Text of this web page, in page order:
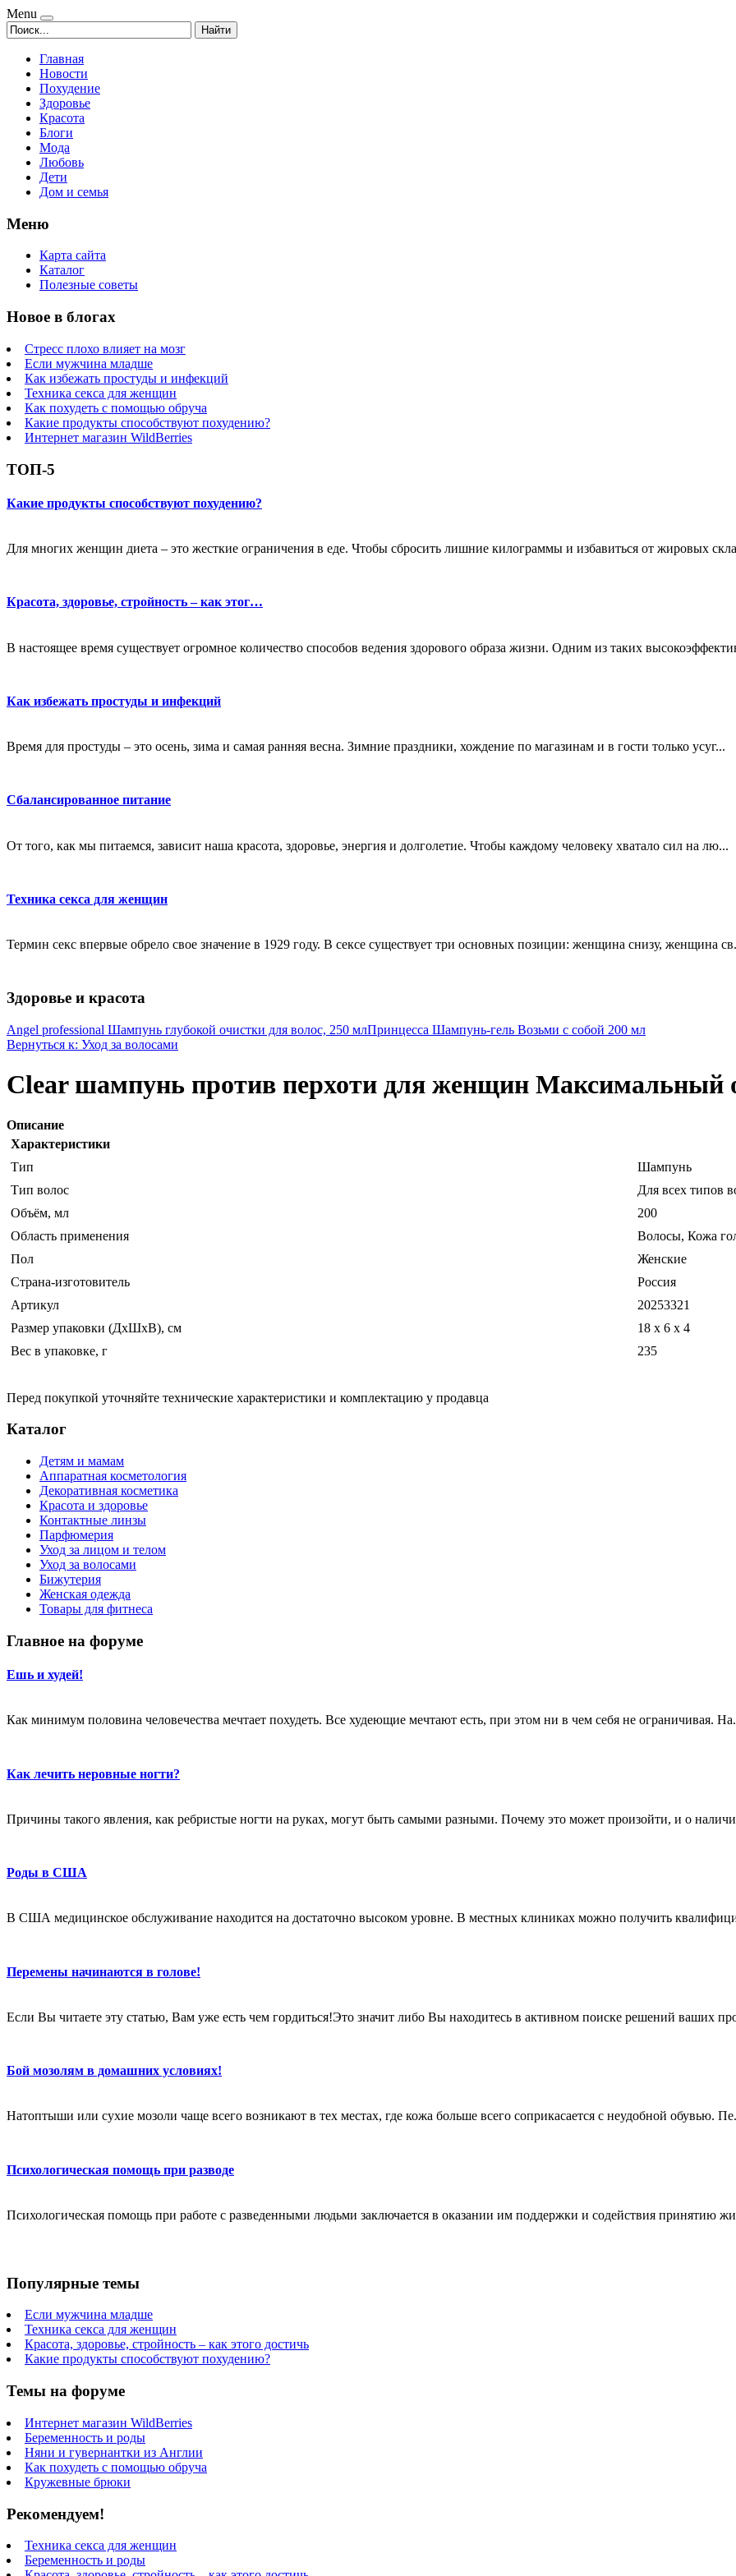
Menu
Найти
Главная
Новости
Похудение
Здоровье
Красота
Блоги
Мода
Любовь
Дети
Дом и семья
Меню
Карта сайта
Каталог
Полезные советы
Новое в блогах
Стресс плохо влияет на мозг
Если мужчина младше
Как избежать простуды и инфекций
Техника секса для женщин
Как похудеть с помощью обруча
Какие продукты способствуют похудению?
Интернет магазин WildBerries
ТОП-5
Какие продукты способствуют похудению?
Для многих женщин диета – это жесткие ограничения в еде. Чтобы сбросить лишние килограммы и избавиться от жировых
Красота, здоровье, стройность – как этог…
В настоящее время существует огромное количество способов ведения здорового образа жизни. Одним из таких
Как избежать простуды и инфекций
Время для простуды – это осень, зима и самая ранняя весна. Зимние праздники, хождение по магазинам и в гости только усуг...
Сбалансированное питание
От того, как мы питаемся, зависит наша красота, здоровье, энергия и долголетие. Чтобы каждому человеку хватало сил на лю...
Техника секса для женщин
Термин секс впервые обрело свое значение в 1929 году. В сексе существует три основных позиции: женщина снизу, женщина
Здоровье и красота
Angel professional Шампунь глубокой очистки для волос, 250 млПринцесса Шампунь-гель Возьми с собой 200 мл
Вернуться к: Уход за волосами
Clear шампунь против перхоти для женщин Максимальный
Описание
Характеристики
Тип
Шампунь
Тип волос
Для всех типов
Объём, мл
200
Область применения
Волосы, Кожа
Пол
Женские
Страна-изготовитель
Россия
Артикул
20253321
Размер упаковки (ДхШхВ), см
18 x 6 x 4
Вес в упаковке, г
235
Перед покупкой уточняйте технические характеристики и комплектацию у продавца
Каталог
Детям и мамам
Аппаратная косметология
Декоративная косметика
Красота и здоровье
Контактные линзы
Парфюмерия
Уход за лицом и телом
Уход за волосами
Бижутерия
Женская одежда
Товары для фитнеса
Главное на форуме
Ешь и худей!
Как минимум половина человечества мечтает похудеть. Все худеющие мечтают есть, при этом ни в чем себя не ограничивая.
Как лечить неровные ногти?
Причины такого явления, как ребристые ногти на руках, могут быть самыми разными. Почему это может произойти, и о
Роды в США
В США медицинское обслуживание находится на достаточно высоком уровне. В местных клиниках можно получить
Перемены начинаются в голове!
Если Вы читаете эту статью, Вам уже есть чем гордиться!Это значит либо Вы находитесь в активном поиске решений ваших
Бой мозолям в домашних условиях!
Натоптыши или сухие мозоли чаще всего возникают в тех местах, где кожа больше всего соприкасается с неудобной обувью.
Психологическая помощь при разводе
Психологическая помощь при работе с разведенными людьми заключается в оказании им поддержки и содействия принятию
Популярные темы
Если мужчина младше
Техника секса для женщин
Красота, здоровье, стройность – как этого достичь
Какие продукты способствуют похудению?
Темы на форуме
Интернет магазин WildBerries
Беременность и роды
Няни и гувернантки из Англии
Как похудеть с помощью обруча
Кружевные брюки
Рекомендуем!
Техника секса для женщин
Беременность и роды